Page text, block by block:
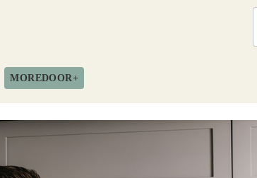
MOREDOOR+